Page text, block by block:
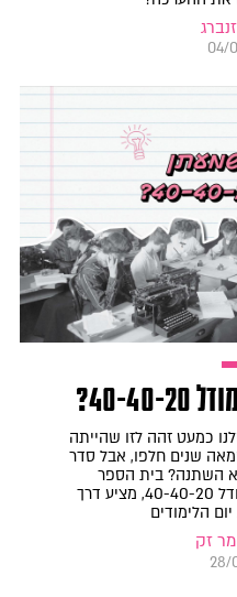
04/
20?
כמעט זהה לזו שהייתה
שנים חלפו, אבל סדר
השתנה? בית הספר
האינטגרטיבי, המבוסס על מודל 40-40-20, מציע דרך
הלימודים
זק
28/